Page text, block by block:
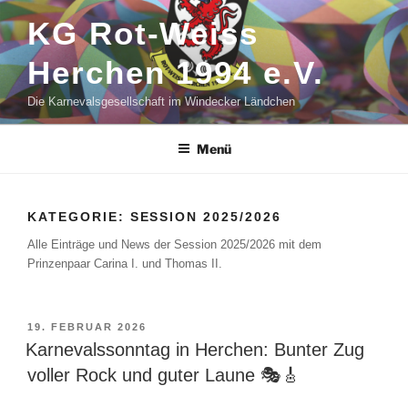
Zum
Inhalt
springen
KG Rot-Weiss
Herchen 1994 e.V.
Die Karnevalsgesellschaft im Windecker Ländchen
Menü
KATEGORIE: SESSION 2025/2026
Alle Einträge und News der Session 2025/2026 mit dem
Prinzenpaar Carina I. und Thomas II.
VERÖFFENTLICHT
AM
19. FEBRUAR 2026
Karnevalssonntag in Herchen: Bunter Zug
voller Rock und guter Laune 🎭🎸